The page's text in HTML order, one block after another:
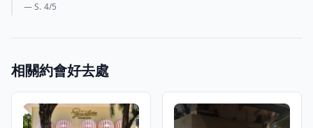
— S. 4/5
相關約會好去處